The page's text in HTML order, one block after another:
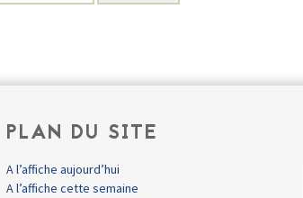
PLAN DU SITE
A l’affiche aujourd’hui
A l’affiche cette semaine